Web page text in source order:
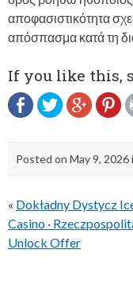
αποφασιστικότητα
απόσπασμα κατά τη
If you like this,
Posted on May 9, 2026
Post
navigation
« Dokładny Dystycz
Casino ·
Unlock Offer